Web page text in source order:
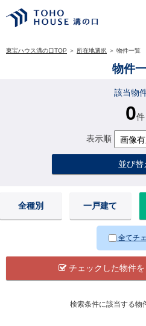
東宝ハウス溝の口TOP ＞ 所在地選択 ＞ 物件一覧
物件
該当物
0件
表示順
並び替
全種別 一戸建て
全てチ
チェックした物件
検索条件に該当する物